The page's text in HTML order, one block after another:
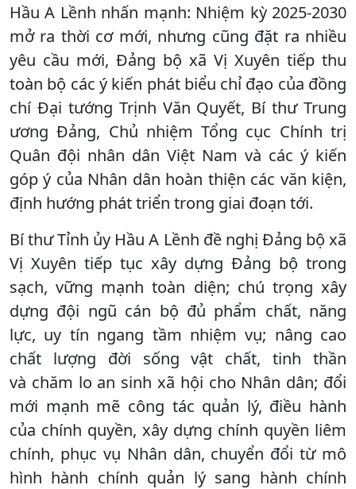
Hầu A Lềnh nhấn mạnh: Nhiệm kỳ 2025-2030
mở ra thời cơ mới, nhưng cũng đặt ra nhiều
yêu cầu mới, Đảng bộ xã Vị Xuyên tiếp thu
toàn bộ các ý kiến phát biểu chỉ đạo của đồng
chí Đại tướng Trịnh Văn Quyết, Bí thư Trung
ương Đảng, Chủ nhiệm Tổng cục Chính trị
Quân đội nhân dân Việt Nam và các ý kiến
góp ý của Nhân dân hoàn thiện các văn kiện,
định hướng phát triển trong giai đoạn tới.
Bí thư Tỉnh ủy Hầu A Lềnh đề nghị Đảng bộ xã
Vị Xuyên tiếp tục xây dựng Đảng bộ trong
sạch, vững mạnh toàn diện; chú trọng xây
dựng đội ngũ cán bộ đủ phẩm chất, năng
lực, uy tín ngang tầm nhiệm vụ; nâng cao
chất lượng đời sống vật chất, tinh thần
và chăm lo an sinh xã hội cho Nhân dân; đổi
mới mạnh mẽ công tác quản lý, điều hành
của chính quyền, xây dựng chính quyền liêm
chính, phục vụ Nhân dân, chuyển đổi từ mô
hình hành chính quản lý sang hành chính